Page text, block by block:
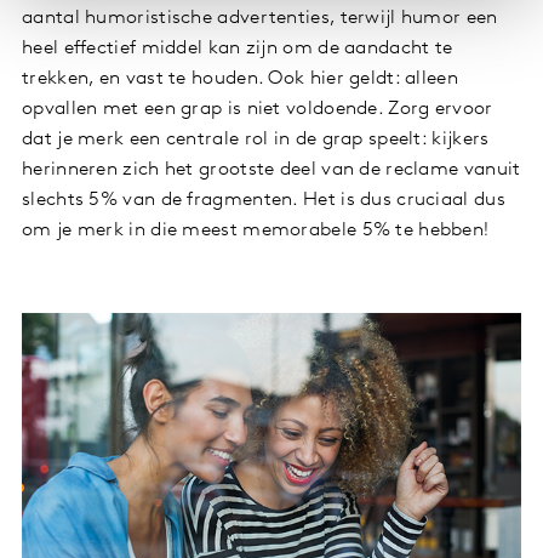
aantal humoristische advertenties, terwijl humor een
heel effectief middel kan zijn om de aandacht te
trekken, en vast te houden. Ook hier geldt: alleen
opvallen met een grap is niet voldoende. Zorg ervoor
dat je merk een centrale rol in de grap speelt: kijkers
herinneren zich het grootste deel van de reclame vanuit
slechts 5% van de fragmenten. Het is dus cruciaal dus
om je merk in die meest memorabele 5% te hebben!